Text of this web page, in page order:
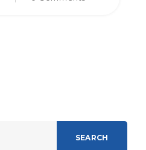
SEARCH